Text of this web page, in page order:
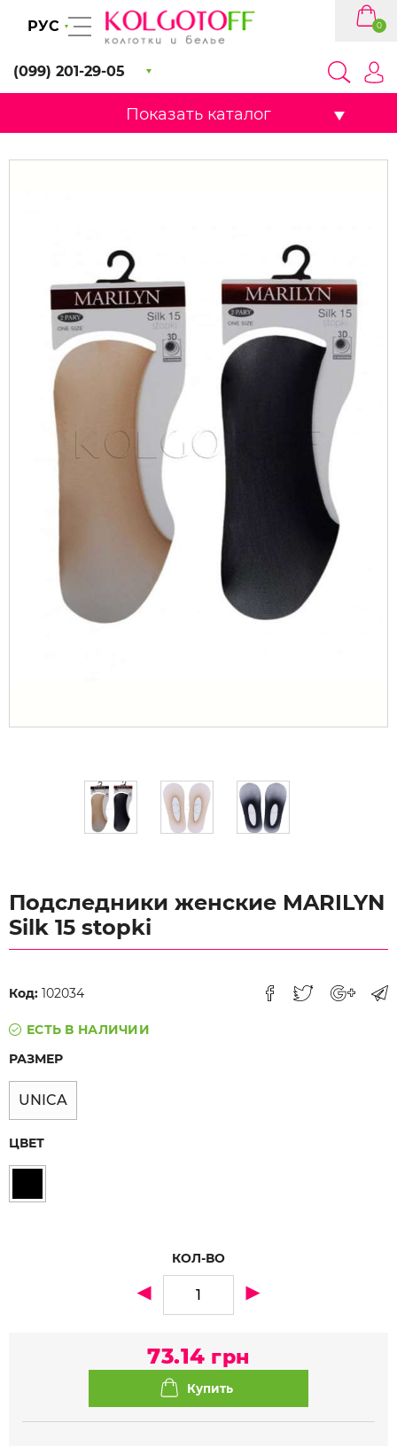
РУС
(099) 201-29-05
0
Показать каталог
Подследники женские MARILYN
Silk 15 stopki
Код: 102034
ЕСТЬ В НАЛИЧИИ
РАЗМЕР
UNICA
ЦВЕТ
КОЛ-ВО
73.14 грн